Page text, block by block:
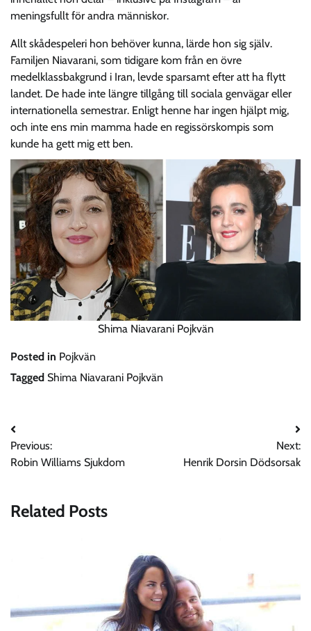
meningsfullt för andra människor.
Allt skådespeleri hon behöver kunna, lärde hon sig själv.
Familjen Niavarani, som tidigare kom från en övre
medelklassbakgrund i Iran, levde sparsamt efter att ha flytt
landet. De hade inte längre tillgång till sociala genvägar eller
internationella semestrar. Enligt henne har ingen hjälpt mig,
och inte ens min mamma hade en regissörskompis som
kunde ha gett mig ett ben.
Shima Niavarani Pojkvän
Posted in Pojkvän
Tagged Shima Niavarani Pojkvän
Post
navigation
Previous:
Robin Williams Sjukdom
Next:
Henrik Dorsin Dödsorsak
Related Posts